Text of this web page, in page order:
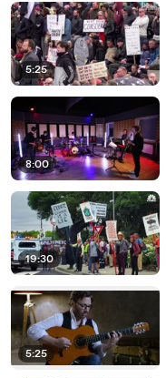
5:25
8:00
19:30
5:25